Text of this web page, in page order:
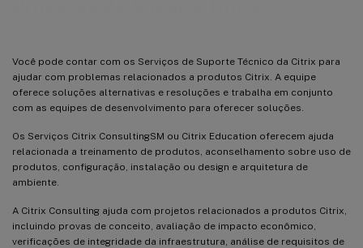
Você pode contar com os Serviços de Suporte Técnico da Citrix para
ajudar com problemas relacionados a produtos Citrix. A equipe
oferece soluções alternativas e resoluções e trabalha em conjunto
com as equipes de desenvolvimento para oferecer soluções.
Os Serviços Citrix ConsultingSM ou Citrix Education oferecem ajuda
relacionada a treinamento de produtos, aconselhamento sobre uso de
produtos, configuração, instalação ou design e arquitetura de
ambiente.
A Citrix Consulting ajuda com projetos relacionados a produtos Citrix,
incluindo provas de conceito, avaliação de impacto econômico,
verificações de integridade da infraestrutura, análise de requisitos de